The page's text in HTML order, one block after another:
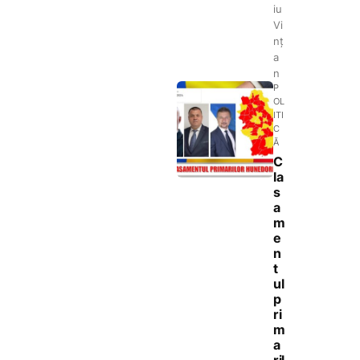
iu
Vi
nț
a
n
P
OL
ITI
C
Ă
C
la
s
a
m
e
n
t
ul
p
ri
m
a